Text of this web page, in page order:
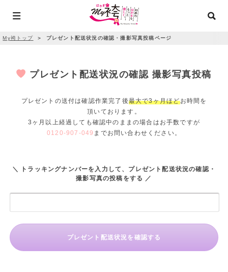
My袴トップ ＞ プレゼント配送状況の確認・撮影写真投稿ページ
プレゼント配送状況の確認 撮影写真投稿
プレゼントの送付は確認作業完了後最大で3ヶ月ほどお時間を
頂いております。
3ヶ月以上経過しても確認中のままの場合はお手数ですが
0120-907-049 までお問い合わせください。
＼ トラッキングナンバーを入力して、プレゼント配送状況の確認・
撮影写真の投稿をする ／